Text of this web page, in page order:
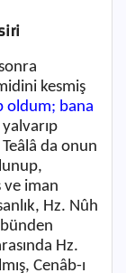
kesmiş
oldum; bana
da onun
ve iman
Hz. Nûh
Hz.
Cenâb-ı